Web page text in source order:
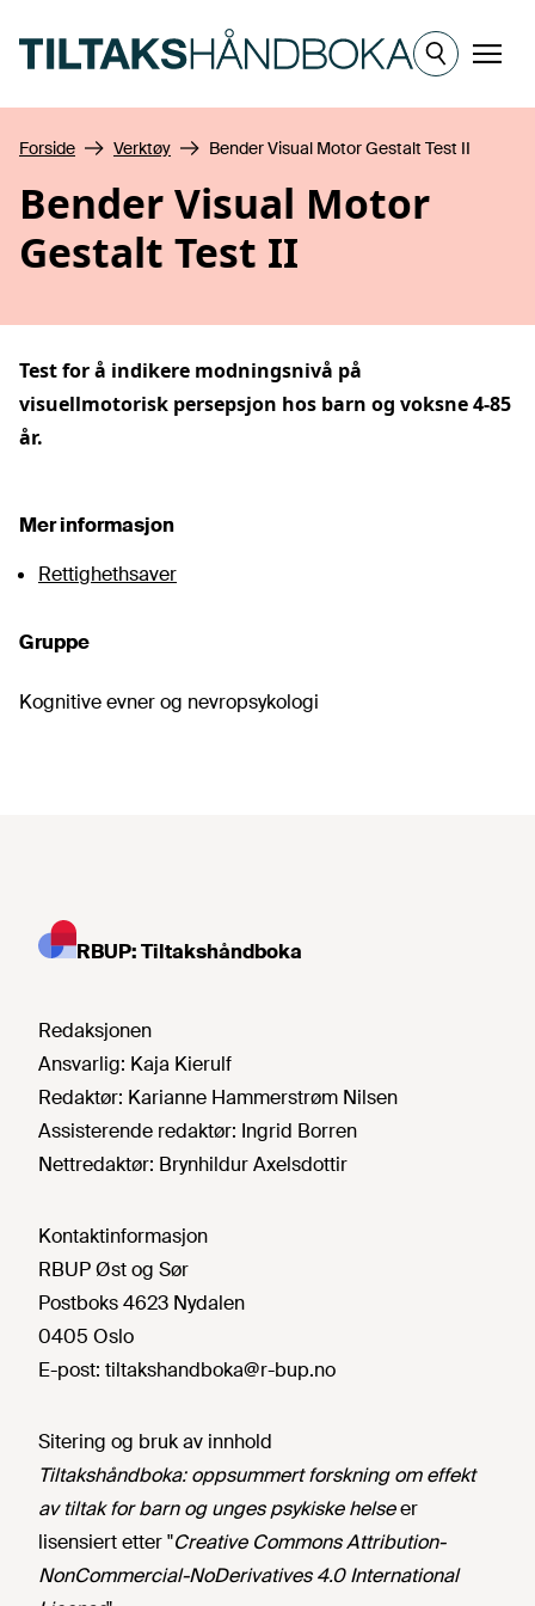
Meny
Forside Verktøy Bender Visual Motor Gestalt Test II
Bender Visual Motor
Gestalt Test II
Test for å indikere modningsnivå på
visuellmotorisk persepsjon hos barn og voksne 4-85
år.
Mer informasjon
Rettighethsaver
Gruppe
Kognitive evner og nevropsykologi
RBUP: Tiltakshåndboka
Redaksjonen
Ansvarlig: Kaja Kierulf
Redaktør: Karianne Hammerstrøm Nilsen
Assisterende redaktør: Ingrid Borren
Nettredaktør: Brynhildur Axelsdottir
Kontaktinformasjon
RBUP Øst og Sør
Postboks 4623 Nydalen
0405 Oslo
E-post: tiltakshandboka@r-bup.no
Sitering og bruk av innhold
Tiltakshåndboka: oppsummert forskning om effekt
av tiltak for barn og unges psykiske helseer
lisensiert etter "Creative Commons Attribution-
NonCommercial-NoDerivatives 4.0 International